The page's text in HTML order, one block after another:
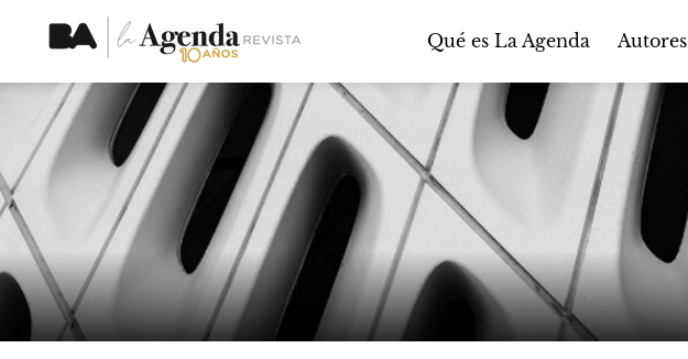
Qué es La Agenda Autores